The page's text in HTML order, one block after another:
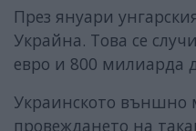
През януари
Украйна. Това се
евро и 800 милиарда
Украинското външно
провеждането на